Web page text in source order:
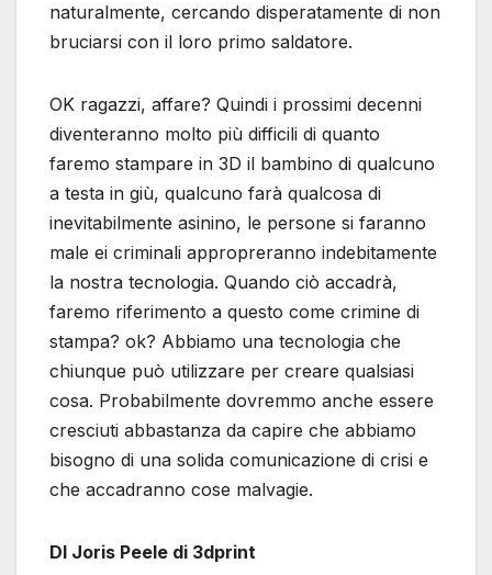
naturalmente, cercando disperatamente di non
bruciarsi con il loro primo saldatore.
OK ragazzi, affare? Quindi i prossimi decenni
diventeranno molto più difficili di quanto
faremo stampare in 3D il bambino di qualcuno
a testa in giù, qualcuno farà qualcosa di
inevitabilmente asinino, le persone si faranno
male ei criminali appropreranno indebitamente
la nostra tecnologia. Quando ciò accadrà,
faremo riferimento a questo come crimine di
stampa? ok? Abbiamo una tecnologia che
chiunque può utilizzare per creare qualsiasi
cosa. Probabilmente dovremmo anche essere
cresciuti abbastanza da capire che abbiamo
bisogno di una solida comunicazione di crisi e
che accadranno cose malvagie.
DI Joris Peele di 3dprint